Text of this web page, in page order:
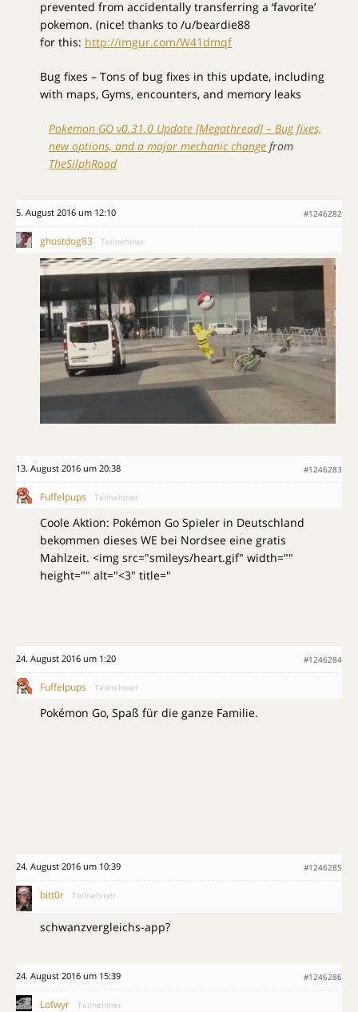
prevented from accidentally transferring a ‘favorite’
pokemon. (nice! thanks to /u/beardie88
for this: http://imgur.com/W41dmqf
Bug fixes – Tons of bug fixes in this update, including
with maps, Gyms, encounters, and memory leaks
Pokemon GO v0.31.0 Update [Megathread] – Bug fixes,
new options, and a major mechanic change from
TheSilphRoad
5. August 2016 um 12:10 #1246282
ghostdog83 Teilnehmer
13. August 2016 um 20:38 #1246283
Fuffelpups Teilnehmer
Coole Aktion: Pokémon Go Spieler in Deutschland
bekommen dieses WE bei Nordsee eine gratis
Mahlzeit. <img src="smileys/heart.gif" width=""
height="" alt="<3" title="
24. August 2016 um 1:20 #1246284
Fuffelpups Teilnehmer
Pokémon Go, Spaß für die ganze Familie.
24. August 2016 um 10:39 #1246285
bitt0r Teilnehmer
schwanzvergleichs-app?
24. August 2016 um 15:39 #1246286
Lofwyr Teilnehmer